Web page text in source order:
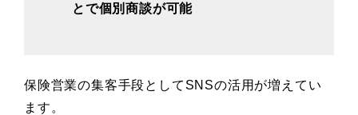
とで個別商談が可能
保険営業の集客手段としてSNSの活用が増えてい
ます。